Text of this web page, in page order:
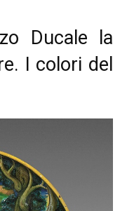
Ducale la
I colori del